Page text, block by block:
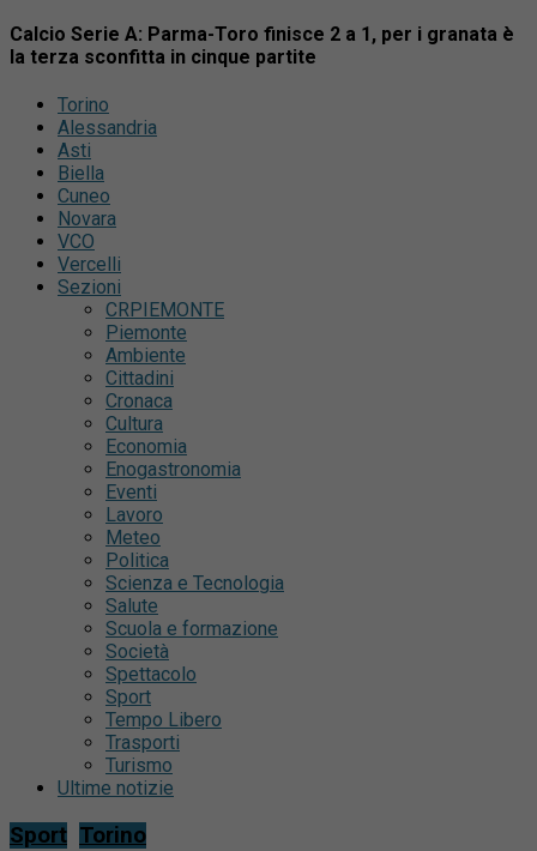
Calcio Serie A: Parma-Toro finisce 2 a 1, per i granata è
la terza sconfitta in cinque partite
Torino
Alessandria
Asti
Biella
Cuneo
Novara
VCO
Vercelli
Sezioni
CRPIEMONTE
Piemonte
Ambiente
Cittadini
Cronaca
Cultura
Economia
Enogastronomia
Eventi
Lavoro
Meteo
Politica
Scienza e Tecnologia
Salute
Scuola e formazione
Società
Spettacolo
Sport
Tempo Libero
Trasporti
Turismo
Ultime notizie
Sport Torino